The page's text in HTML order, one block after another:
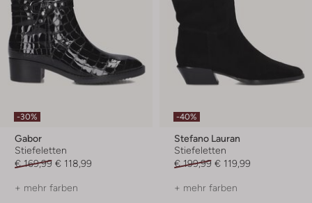
-30%
Gabor
Stiefeletten
€ 169,99 € 118,99
+ mehr farben
-40%
Stefano Lauran
Stiefeletten
€ 199,99 € 119,99
+ mehr farben